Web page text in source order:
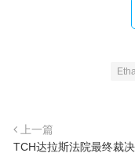
上一篇
TCH达拉斯法院最终裁